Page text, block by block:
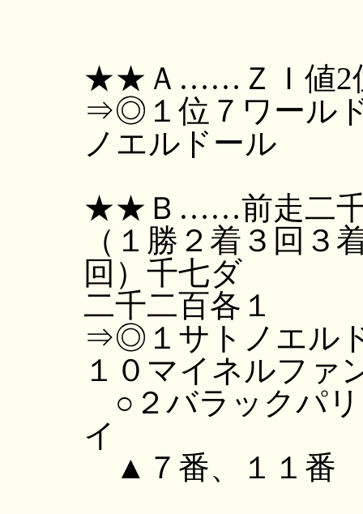
★★Ａ……ＺＩ値2
⇒◎１位７ワール
ノエルドール
★★Ｂ……前走二千
（１勝２着３回３
回）千七ダ
二千二百各１
⇒◎１サトノエル
１０マイネルファ
○２バラックパ
イ
▲７番、１１番